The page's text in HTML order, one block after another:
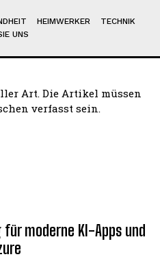
HEIMWERKER
TECHNIK
UNS
Art. Die Artikel müssen
verfasst sein.
moderne KI-Apps und